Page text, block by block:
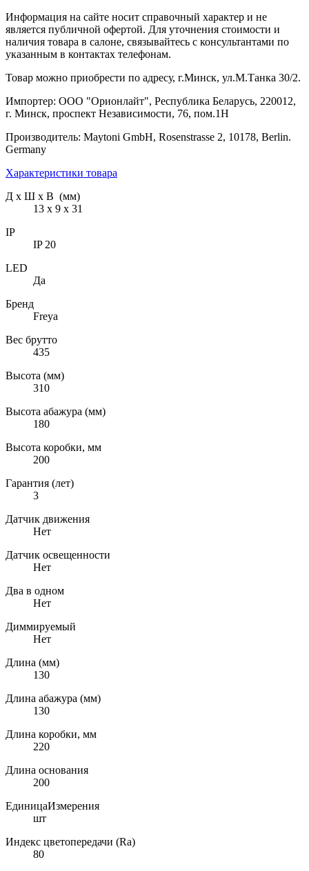
Информация на сайте носит справочный характер и не
является публичной офертой. Для уточнения стоимости и
наличия товара в салоне, связывайтесь с консультантами по
указанным в контактах телефонам.
Товар можно приобрести по адресу, г.Минск, ул.М.Танка 30/2.
Импортер: ООО "Орионлайт", Республика Беларусь, 220012,
г. Минск, проспект Независимости, 76, пом.1Н
Производитель: Maytoni GmbH, Rosenstrasse 2, 10178, Berlin.
Germany
Характеристики товара
Д х Ш х В (мм)
13 х 9 х 31
IP
IP 20
LED
Да
Бренд
Freya
Вес брутто
435
Высота (мм)
310
Высота абажура (мм)
180
Высота коробки, мм
200
Гарантия (лет)
3
Датчик движения
Нет
Датчик освещенности
Нет
Два в одном
Нет
Диммируемый
Нет
Длина (мм)
130
Длина абажура (мм)
130
Длина коробки, мм
220
Длина основания
200
ЕдиницаИзмерения
шт
Индекс цветопередачи (Ra)
80